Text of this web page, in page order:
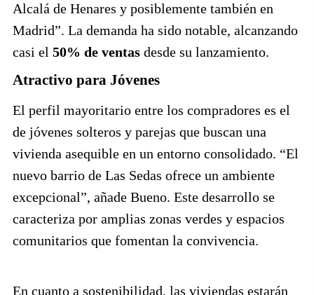
Alcalá de Henares y posiblemente también en
Madrid”. La demanda ha sido notable, alcanzando
casi el 50% de ventas desde su lanzamiento.
Atractivo para Jóvenes
El perfil mayoritario entre los compradores es el
de jóvenes solteros y parejas que buscan una
vivienda asequible en un entorno consolidado. “El
nuevo barrio de Las Sedas ofrece un ambiente
excepcional”, añade Bueno. Este desarrollo se
caracteriza por amplias zonas verdes y espacios
comunitarios que fomentan la convivencia.
En cuanto a sostenibilidad, las viviendas estarán